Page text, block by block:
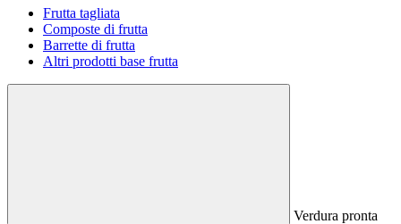
Frutta tagliata
Composte di frutta
Barrette di frutta
Altri prodotti base frutta
Verdura pronta